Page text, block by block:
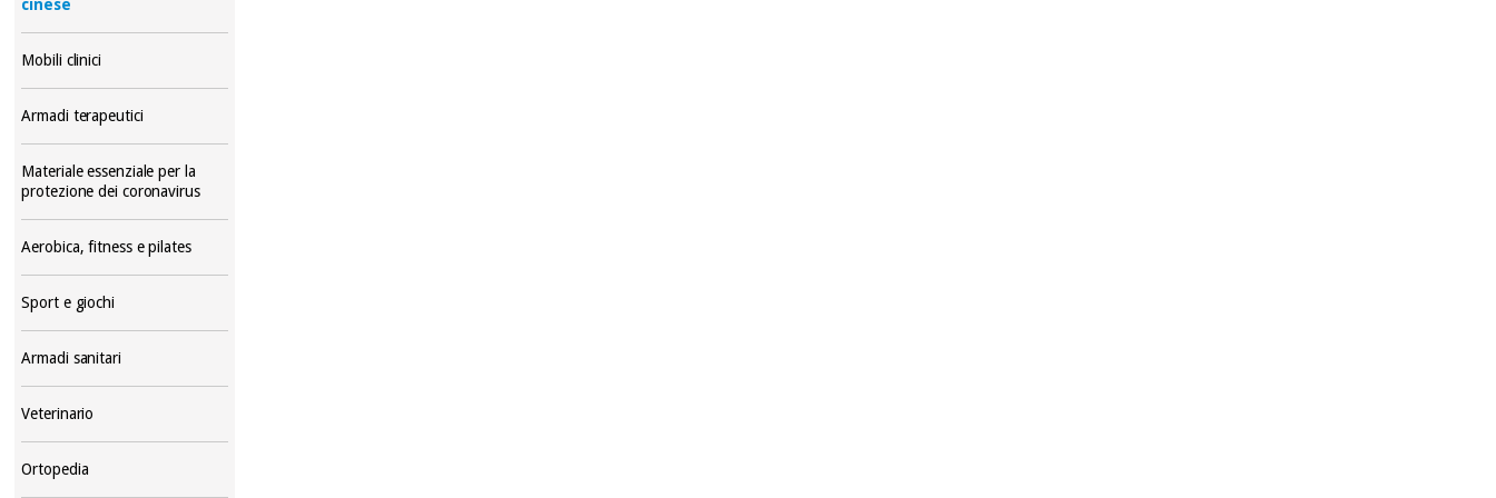
cinese
Mobili clinici
Armadi terapeutici
Materiale essenziale per la
protezione dei coronavirus
Aerobica, fitness e pilates
Sport e giochi
Armadi sanitari
Veterinario
Ortopedia